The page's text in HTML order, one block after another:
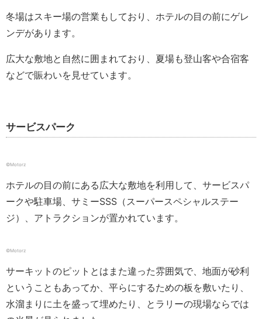
冬場はスキー場の営業もしており、ホテルの目の前にゲレ
ンデがあります。
広大な敷地と自然に囲まれており、夏場も登山客や合宿客
などで賑わいを見せています。
サービスパーク
©️Motorz
ホテルの目の前にある広大な敷地を利用して、サービスパ
ークや駐車場、サミーSSS（スーパースペシャルステー
ジ）、アトラクションが置かれています。
©️Motorz
サーキットのピットとはまた違った雰囲気で、地面が砂利
ということもあってか、平らにするための板を敷いたり、
水溜まりに土を盛って埋めたり、とラリーの現場ならでは